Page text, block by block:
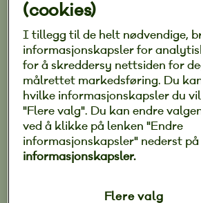
Vi utfører blant annet:
Renovering/
el anlegg
Nybygg/nye anlegg
Smarte bygg
Elbil lading
Boliginstallasjon/hytter
Industri
Elektriker til selskaper
(cookies)
I tillegg til de helt nødvendige,
informasjonskapsler for
for å skreddersy nettsiden for
målrettet markedsføring. Du
hvilke informasjonskapsler du
"Flere valg". Du kan endre
ved å klikke på lenken "Endre
informasjonskapsler" nederst på
informasjonskapsler.
Flere valg